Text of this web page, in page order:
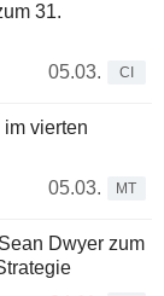
31.
05.03.
CI
vierten
05.03.
MT
Dwyer zum